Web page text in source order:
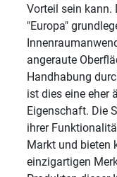
Vorteil sein kann.
"Europa"
angeraute
Handhabung
ist dies eine eher
Eigenschaft. Die
ihrer
Markt und bieten
einzigartigen